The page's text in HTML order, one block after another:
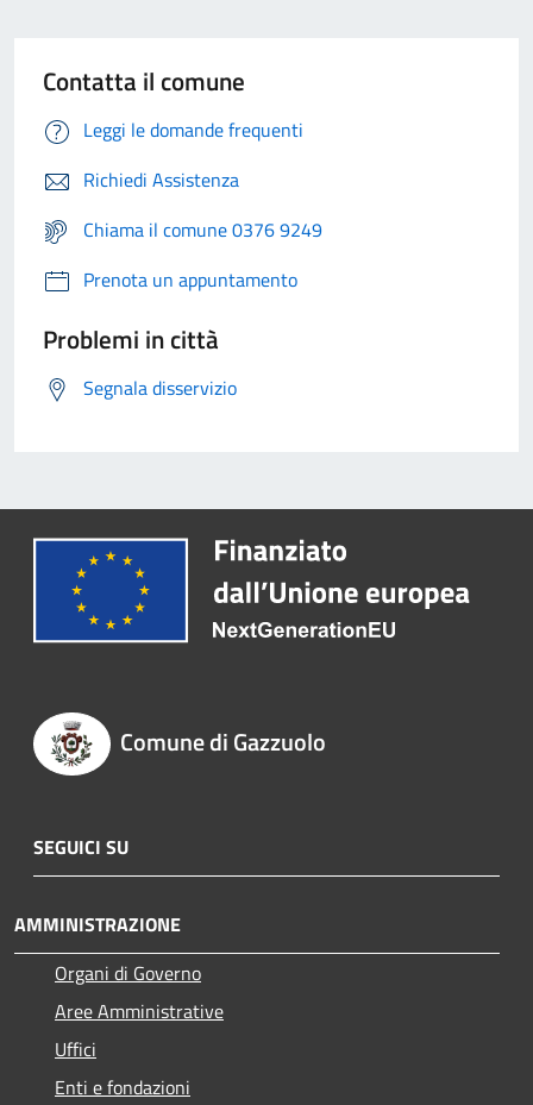
Contatta il comune
Leggi le domande frequenti
Richiedi Assistenza
Chiama il comune 0376 9249
Prenota un appuntamento
Problemi in città
Segnala disservizio
Comune di Gazzuolo
SEGUICI SU
AMMINISTRAZIONE
Organi di Governo
Aree Amministrative
Uffici
Enti e fondazioni